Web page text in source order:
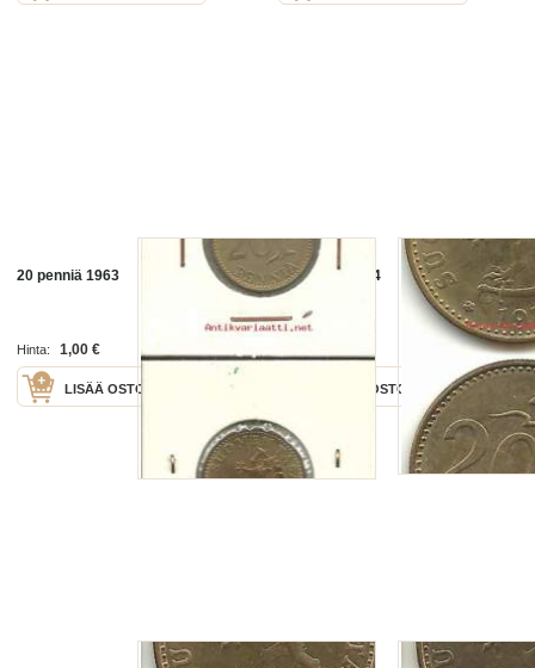
20 penniä 1963
Hinta: 1,00 €
LISÄÄ OSTOSKORIIN
20 penniä 1974
LISÄÄ OSTOSKORIIN